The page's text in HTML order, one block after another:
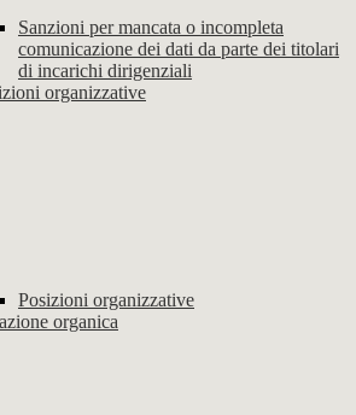
Sanzioni per mancata o incompleta
comunicazione dei dati da parte dei titolari
di incarichi dirigenziali
organizzative
Posizioni organizzative
organica